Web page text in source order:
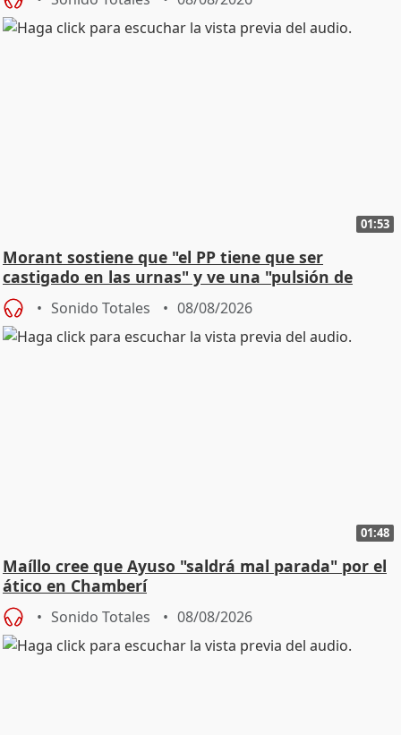
01:53
Morant sostiene que "el PP tiene que ser
castigado en las urnas" y ve una "pulsión de
cambio"
Sonido Totales 08/08/2026
01:48
Maíllo cree que Ayuso "saldrá mal parada" por el
ático en Chamberí
Sonido Totales 08/08/2026